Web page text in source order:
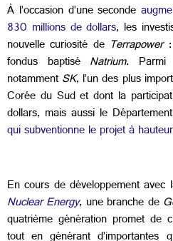
À l’occasion d’une seconde
830 millions de dollars, les
nouvelle curiosité de Terrapower:
fondus baptisé Natrium. Parmi
notammentSK, l’un des plus
Corée du Sud et dont la
dollars, mais aussi le
qui subventionne le projet à
En cours de développement avec
Nuclear Energy, une branche de
quatrième génération promet de